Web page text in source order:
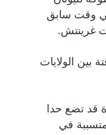
في وقت سابق
بين الولايات
قد تضع حدا
في